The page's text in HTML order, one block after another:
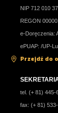
NIP 712 010
REGON
e-Doręczenia:
ePUAP: /UP-
Przejdź do
tel. (+ 81) 445-
fax: (+ 81)